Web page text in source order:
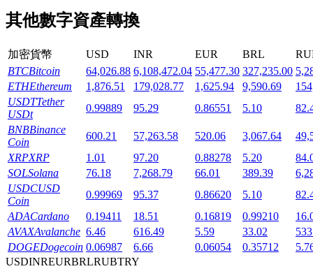
Launchpool
活期質押獲得熱門資產
鎖倉BTR
輕鬆獲得多重福利
其他數字資產轉換
加密貨幣 USD INR EUR BRL
BTCBitcoin 64,026.88 6,108,472.04 55,477.30 327,235.00
ETHEthereum 1,876.51 179,028.77 1,625.94 9,590.69
USDTTether
USDt
0.99889 95.29 0.86551 5.10
BNBBinance
Coin
600.21 57,263.58 520.06 3,067.64
XRPXRP 1.01 97.20 0.88278 5.20
SOLSolana 76.18 7,268.79 66.01 389.39
USDCUSD
Coin
0.99969 95.37 0.86620 5.10
ADACardano 0.19411 18.51 0.16819 0.99210
AVAXAvalanche 6.46 616.49 5.59 33.02
DOGEDogecoin 0.06987 6.66 0.06054 0.35712
USDINREURBRLRUBTRY